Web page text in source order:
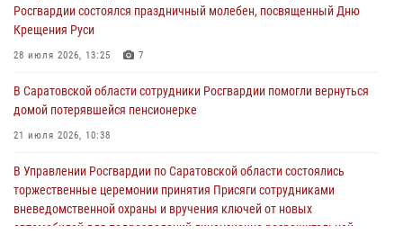
Росгвардии состоялся праздничный молебен, посвященный Дню
Крещения Руси
28 июля 2026, 13:25 7
В Саратовской области сотрудники Росгвардии помогли вернуться
домой потерявшейся пенсионерке
21 июля 2026, 10:38
В Управлении Росгвардии по Саратовской области состоялись
торжественные церемонии принятия Присяги сотрудниками
вневедомственной охраны и вручения ключей от новых
автомобилей для подразделений лицензионно-разрешительной